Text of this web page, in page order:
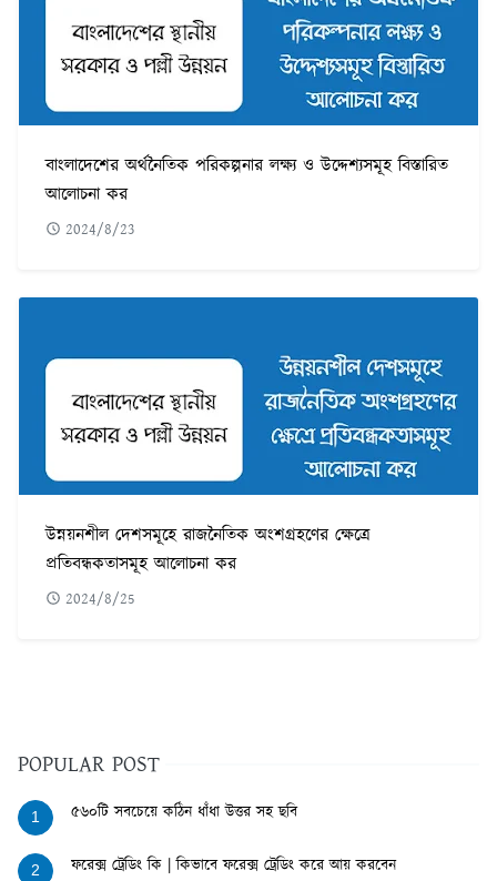
বাংলাদেশের অর্থনৈতিক পরিকল্পনার লক্ষ্য ও উদ্দেশ্যসমূহ বিস্তারিত
আলোচনা কর
2024/8/23
উন্নয়নশীল দেশসমূহে রাজনৈতিক অংশগ্রহণের ক্ষেত্রে
প্রতিবন্ধকতাসমূহ আলোচনা কর
2024/8/25
POPULAR POST
1 ৫৬০টি সবচেয়ে কঠিন ধাঁধা উত্তর সহ ছবি
2 ফরেক্স ট্রেডিং কি | কিভাবে ফরেক্স ট্রেডিং করে আয় করবেন